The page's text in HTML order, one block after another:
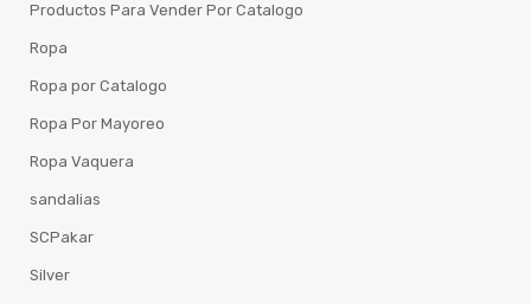
Productos Para Vender Por Catalogo
Ropa
Ropa por Catalogo
Ropa Por Mayoreo
Ropa Vaquera
sandalias
SCPakar
Silver